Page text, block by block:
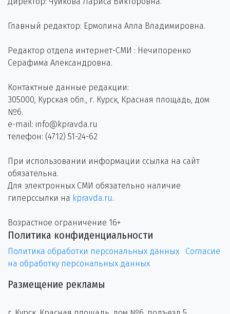
Главный редактор: Ермолина Алла Владимировна.
Редактор отдела интернет-СМИ : Нечипоренко
Серафима Александровна.
Контактные данные редакции:
305000, Курская обл., г. Курск, Красная площадь, дом
№6.
e-mail: info@kpravda.ru
телефон: (4712) 51-24-62
При использовании информации ссылка на сайт
обязательна.
Для электронных СМИ обязательно наличие
гиперссылки на kpravda.ru.
Возрастное ограничение 16+
Политика конфиденциальности
Политика обработки персональных данных
Согласие
на обработку персональных данных
Размещение рекламы